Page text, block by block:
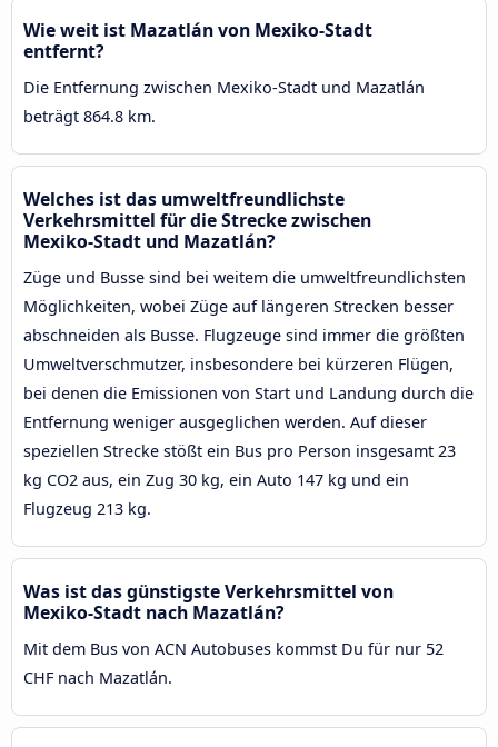
Wie weit ist Mazatlán von Mexiko-Stadt
entfernt?
Die Entfernung zwischen Mexiko-Stadt und Mazatlán
beträgt 864.8 km.
Welches ist das umweltfreundlichste
Verkehrsmittel für die Strecke zwischen
Mexiko-Stadt und Mazatlán?
Züge und Busse sind bei weitem die umweltfreundlichsten
Möglichkeiten, wobei Züge auf längeren Strecken besser
abschneiden als Busse. Flugzeuge sind immer die größten
Umweltverschmutzer, insbesondere bei kürzeren Flügen,
bei denen die Emissionen von Start und Landung durch die
Entfernung weniger ausgeglichen werden. Auf dieser
speziellen Strecke stößt ein Bus pro Person insgesamt 23
kg CO2 aus, ein Zug 30 kg, ein Auto 147 kg und ein
Flugzeug 213 kg.
Was ist das günstigste Verkehrsmittel von
Mexiko-Stadt nach Mazatlán?
Mit dem Bus von ACN Autobuses kommst Du für nur 52
CHF nach Mazatlán.